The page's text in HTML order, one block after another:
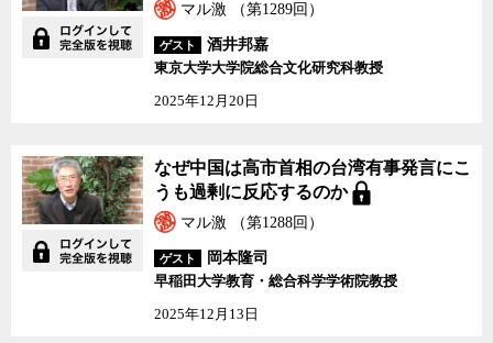
マル激 （第1289回）
ゲスト
酒井邦嘉
東京大学大学院総合文化研究科教授
2025年12月20日
なぜ中国は高市首相の台湾有事発言にこ
うも過剰に反応するのか
マル激 （第1288回）
ゲスト
岡本隆司
早稲田大学教育・総合科学学術院教授
2025年12月13日